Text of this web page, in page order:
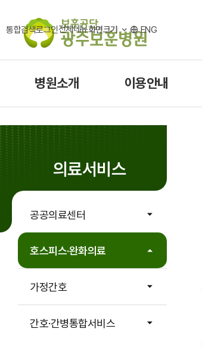
통합검색로그인전체메뉴화면크기 ENG
병원소개 이용안내
의료서비스
공공의료센터
호스피스·완화의료
가정간호
간호·간병통합서비스